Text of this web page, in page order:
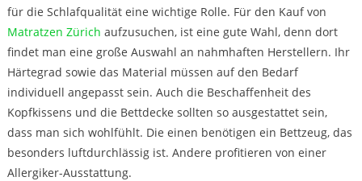
für die Schlafqualität eine wichtige Rolle. Für den Kauf von
Matratzen Zürich aufzusuchen, ist eine gute Wahl, denn dort
findet man eine große Auswahl an nahmhaften Herstellern. Ihr
Härtegrad sowie das Material müssen auf den Bedarf
individuell angepasst sein. Auch die Beschaffenheit des
Kopfkissens und die Bettdecke sollten so ausgestattet sein,
dass man sich wohlfühlt. Die einen benötigen ein Bettzeug, das
besonders luftdurchlässig ist. Andere profitieren von einer
Allergiker-Ausstattung.